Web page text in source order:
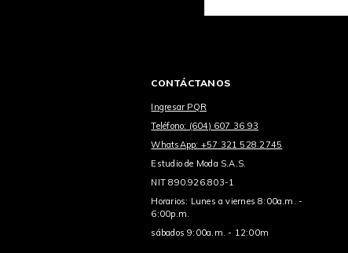
CONTÁCTANOS
Ingresar PQR
Teléfono: (604) 607 36 93
WhatsApp: +57 321 528 2745
Estudio de Moda S.A.S.
NIT 890.926.803-1
Horarios: Lunes a viernes 8:00a.m. -
6:00p.m.
sábados 9:00a.m. - 12:00m